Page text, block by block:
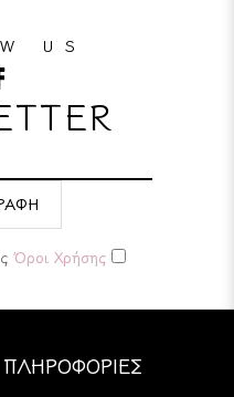
US
Όροι Χρήσης
ΠΛΗΡΟΦΟΡΙΕΣ